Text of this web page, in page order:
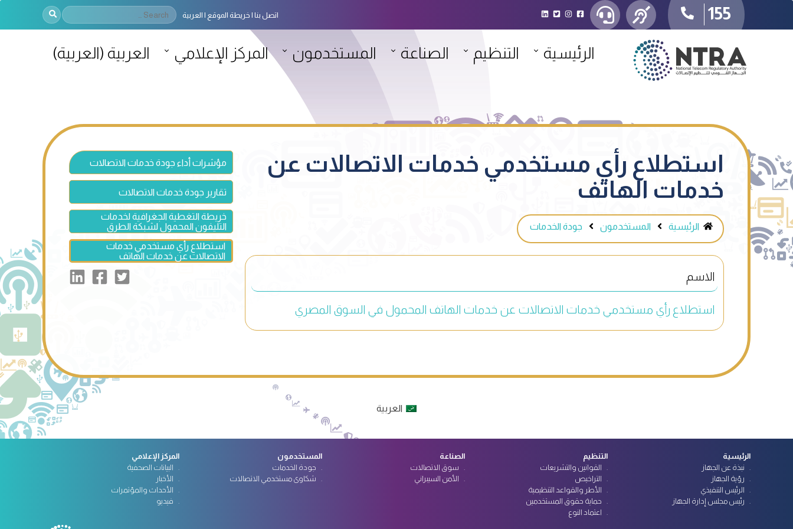
155 اتصل بنا خريطة الموقع العربية
الرئيسية التنظيم الصناعة المستخدمون المركز الإعلامي العربية (العربية)
استطلاع رأي مستخدمي خدمات الاتصالات عن
خدمات الهاتف
الرئيسية المستخدمون جودة الخدمات
استطلاع رأي مستخدمي خدمات الاتصالات عن خدمات الهاتف المحمول في السوق المصري
مؤشرات أداء جودة خدمات الاتصالات
تقارير جودة خدمات الاتصالات
خريطة التغطية الجغرافية لخدمات
التليفون المحمول لشبكة الطرق
استطلاع رأي مستخدمي خدمات
الاتصالات عن خدمات الهاتف
العربية
الرئيسية
نبذة عن الجهاز
رؤية الجهاز
الرئيس التنفيذي
رئيس مجلس إدارة الجهاز
التنظيم
القوانين والتشريعات
التراخيص
الأطر والقواعد التنظيمية
حماية حقوق المستخدمين
اعتماد النوع
الصناعة
سوق الاتصالات
الأمن السيبراني
المستخدمون
جودة الخدمات
شكاوى مستخدمي الاتصالات
المركز الإعلامي
البيانات الصحفية
الأخبار
الأحداث والمؤتمرات
فيديو